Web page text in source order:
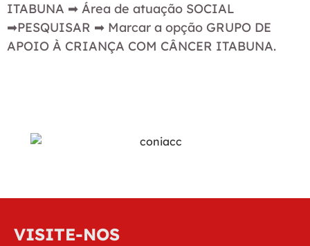
ITABUNA ➡ Área de atuação SOCIAL
➡PESQUISAR ➡ Marcar a opção GRUPO DE
APOIO À CRIANÇA COM CÂNCER ITABUNA.
VISITE-NOS